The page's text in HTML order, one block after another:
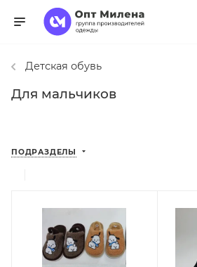
Детская обувь
Для мальчиков
ПОДРАЗДЕЛЫ